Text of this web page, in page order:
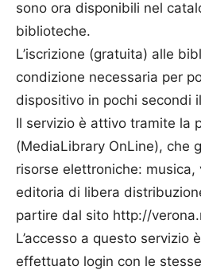
sono ora disponibili nel
biblioteche.
L’iscrizione (gratuita) alle
condizione necessaria per
dispositivo in pochi secondi
Il servizio è attivo tramite la
(MediaLibrary OnLine), che
risorse elettroniche: musica,
editoria di libera
partire dal sito http://
L’accesso a questo servizio
effettuato login con le